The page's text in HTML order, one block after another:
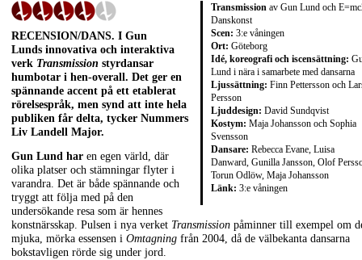
Transmission av Gun Lund och
Danskonst
Scen: 3:e våningen
Ort: Göteborg
Idé, koreografi och iscensättning:
Lund i nära i samarbete med dansarna
Ljussättning: Finn Pettersson och
Persson
Ljuddesign: David Sundqvist
Kostym: Maja Johansson och Sophia
Svensson
Dansare: Rebecca Evane, Luisa
Danward, Gunilla Jansson, Olof
Torun Odlöw, Maja Johansson
Länk: 3:e våningen
RECENSION/DANS. I Gun
Lunds innovativa och interaktiva
verk Transmission styrdansar
humbotar i hen-overall. Det ger en
spännande accent på ett etablerat
rörelsespråk, men synd att inte hela
publiken får delta, tycker Nummers
Liv Landell Major.
Gun Lund har en egen värld, där
olika platser och stämningar flyter i
varandra. Det är både spännande och
tryggt att följa med på den
undersökande resa som är hennes
konstnärsskap. Pulsen i nya verket Transmission påminner till exempel om
mjuka, mörka essensen i Omtagning från 2004, då de välbekanta dansarna
bokstavligen rörde sig under jord.